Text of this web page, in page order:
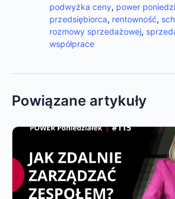
podwyżka ceny, power
przedsiębiorca, rentowność,
rozmowy sprzedażowej,
współprace
Powiązane artykuły